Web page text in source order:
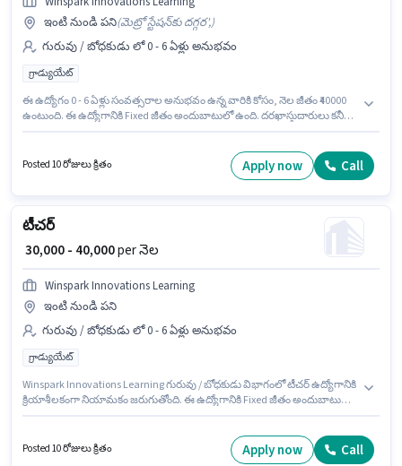
ఇంటి నుండి పని(మెట్రో స్టేషన్‌కు దగ్గర',)
గురువు / బోధకుడు లో 0 - 6 ఏళ్లు అనుభవం
గ్రాడ్యుయేట్
ఈ ఉద్యోగం 0 - 6 ఏళ్లు సంవత్సరాల అనుభవం ఉన్న వారికి కోసం, నెల జీతం ₹40000
ఉంటుంది. ఈ ఉద్యోగానికి Fixed జీతం అందుబాటులో ఉంది. దరఖాస్తుదారులు కనీసం
చేరండి.
Posted 10 రోజులు క్రితం Apply now Call
టీచర్
₹ 30,000 - 40,000per నెల
Winspark Innovations Learning
ఇంటి నుండి పని
గురువు / బోధకుడు లో 0 - 6 ఏళ్లు అనుభవం
గ్రాడ్యుయేట్
Winspark Innovations Learning గురువు / బోధకుడు విభాగంలో టీచర్ ఉద్యోగానికి
క్రియాశీలకంగా నియామకం జరుగుతోంది. ఈ ఉద్యోగానికి Fixed జీతం అందుబాటులో
సంవత్సరాల అనుభవం ఉన్న వారికి కోసం, నెల జీతం ₹40000 ఉంటుంది.
Posted 10 రోజులు క్రితం Apply now Call